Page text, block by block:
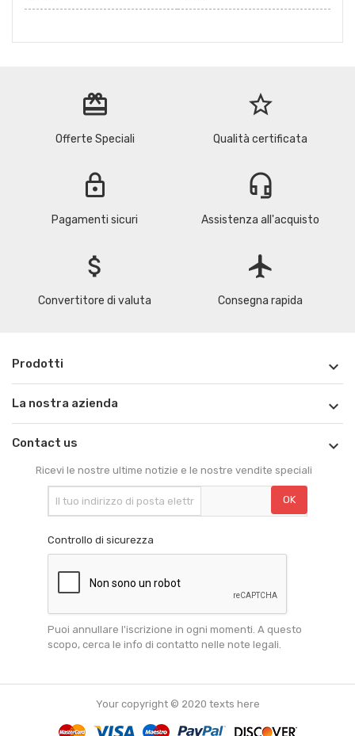
redeem
Offerte Speciali
star_border
Qualità certificata
lock
Pagamenti sicuri
headset_mic
Assistenza all'acquisto
attach_money
Convertitore di valuta
flight
Consegna rapida
Prodotti 
La nostra azienda 
Contact us 
Ricevi le nostre ultime notizie e le nostre vendite speciali
Controllo di sicurezza
Puoi annullare l'iscrizione in ogni momenti. A questo
scopo, cerca le info di contatto nelle note legali.
Your copyright © 2020 texts here